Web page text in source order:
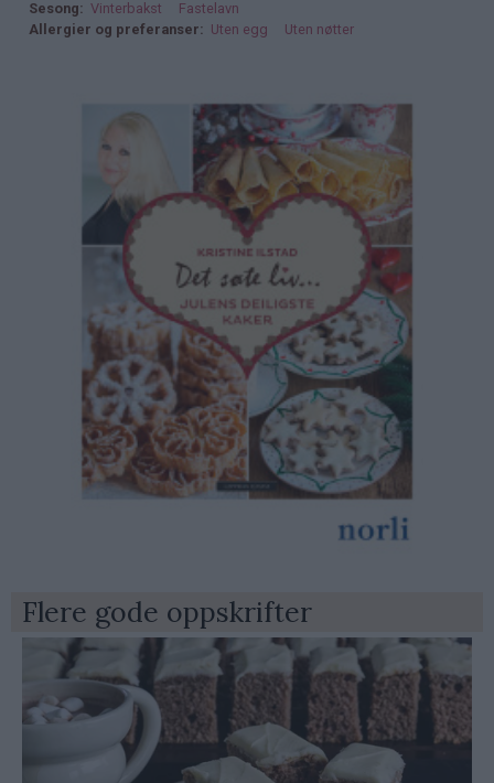
Sesong
Vinterbakst
Fastelavn
Allergier og preferanser
Uten egg Uten nøtter